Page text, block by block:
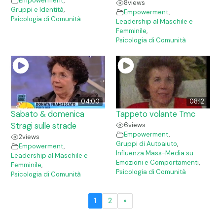
Gruppi e Identità,
Psicologia di Comunità
8views
Empowerment,
Leadership al Maschile e
Femminile,
Psicologia di Comunità
04:00
Sabato & domenica
Stragi sulle strade
2views
Empowerment,
Leadership al Maschile e
Femminile,
Psicologia di Comunità
08:12
Tappeto volante Tmc
6views
Empowerment,
Gruppi di Autoaiuto,
Influenza Mass-Media su
Emozioni e Comportamenti,
Psicologia di Comunità
1 2 »